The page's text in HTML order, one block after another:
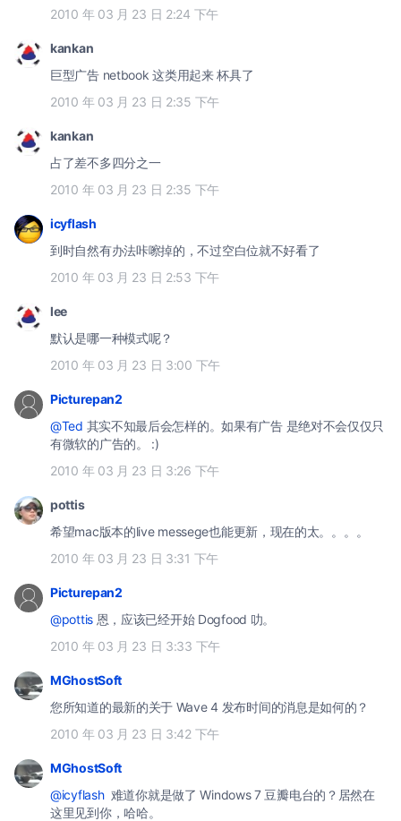
2010 年 03 月 23 日 2:24 下午
kankan
巨型广告 netbook 这类用起来 杯具了
2010 年 03 月 23 日 2:35 下午
kankan
占了差不多四分之一
2010 年 03 月 23 日 2:35 下午
icyflash
到时自然有办法咔嚓掉的，不过空白位就不好看了
2010 年 03 月 23 日 2:53 下午
lee
默认是哪一种模式呢？
2010 年 03 月 23 日 3:00 下午
Picturepan2
@Ted 其实不知最后会怎样的。如果有广告 是绝对不会仅仅只
有微软的广告的。 :)
2010 年 03 月 23 日 3:26 下午
pottis
希望mac版本的live messege也能更新，现在的太。。。。
2010 年 03 月 23 日 3:31 下午
Picturepan2
@pottis恩，应该已经开始 Dogfood 叻。
2010 年 03 月 23 日 3:33 下午
MGhostSoft
您所知道的最新的关于 Wave 4 发布时间的消息是如何的？
2010 年 03 月 23 日 3:42 下午
MGhostSoft
@icyflash难道你就是做了 Windows 7 豆瓣电台的？居然在
这里见到你，哈哈。